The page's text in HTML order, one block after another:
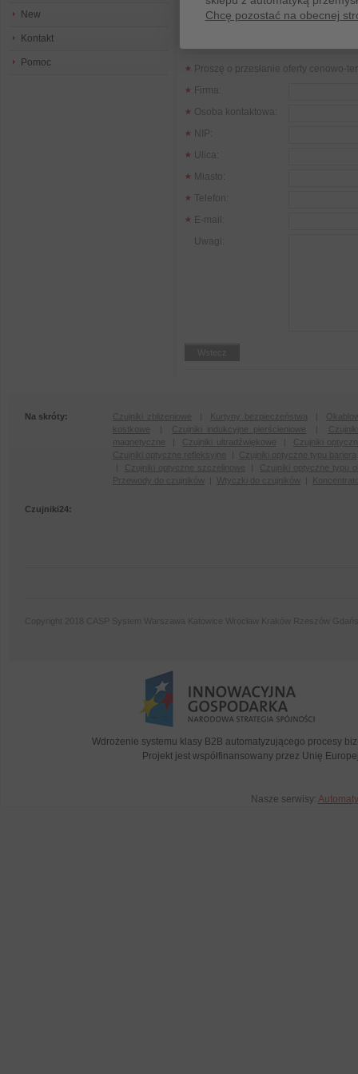
New
Kontakt
Pomoc
Zespół Czujniki24
Proszę o przesłanie oferty cenowo-
Firma:
Osoba kontaktowa:
NIP:
Ulica:
Miasto:
Telefon:
E-mail:
Uwagi:
Na skróty: Czujniki zblizeniowe Kurtyny bezpieczeństwa
kostkowe
Czujniki indukcyjne pierścieniowe
magnetyczne
Czujniki ultradźwiękowe
Czujniki
Czujniki optyczne refleksyjne
Przewody do czujników
Czujniki24:
Copyright 2018 CASP System Warszawa Katowice Wrocław Kraków Rzeszów
Wdrożenie systemu klasy B2B automatyzującego procesy
Projekt jest współfinansowany przez Unię
Nasze serwisy:
Chcę pozostać na obecnej